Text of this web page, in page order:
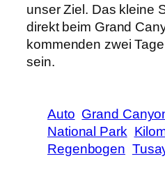
unser Ziel. Das kleine
direkt beim Grand
kommenden zwei
sein.
Auto Grand
National Park
Regenbogen